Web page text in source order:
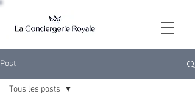
Post
Tous les posts